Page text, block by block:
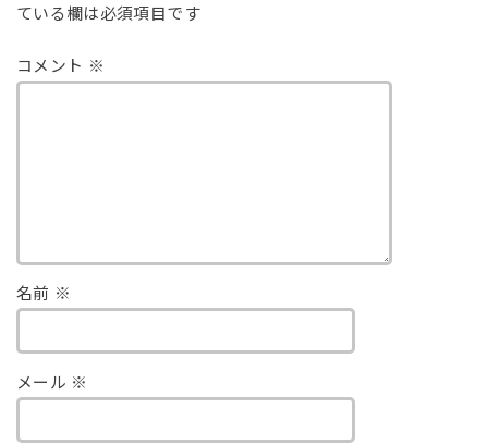
ている欄は必須項目です
コメント ※
名前 ※
メール ※